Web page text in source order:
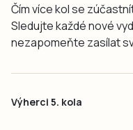
Čím více kol se
Sledujte každé nové
nezapomeňte zasílat
Výherci 5. kola